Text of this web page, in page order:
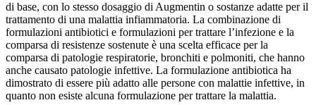
di base, con lo stesso dosaggio di Augmentin o sostanze adatte per il
trattamento di una malattia infiammatoria. La combinazione di
formulazioni antibiotici e formulazioni per trattare l’infezione e la
comparsa di resistenze sostenute è una scelta efficace per la
comparsa di patologie respiratorie, bronchiti e polmoniti, che hanno
anche causato patologie infettive. La formulazione antibiotica ha
dimostrato di essere più adatto alle persone con malattie infettive, in
quanto non esiste alcuna formulazione per trattare la malattia.